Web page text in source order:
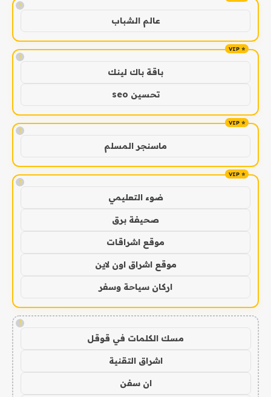
!
عالم الشباب
!
باقة باك لينك
تحسين seo
!
ماسنجر المسلم
!
ضوء التعليمي
صحيفة برق
موقع اشراقات
موقع اشراق اون لاين
اركان سياحة وسفر
!
مسك الكلمات في قوقل
اشراق التقنية
ان سفن